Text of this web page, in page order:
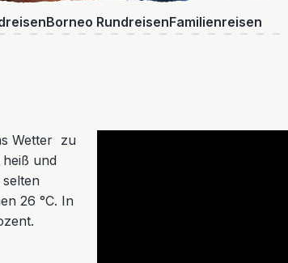
Borneo RundreisenFamilienreisen
Wetter zu
und
26 °C. In